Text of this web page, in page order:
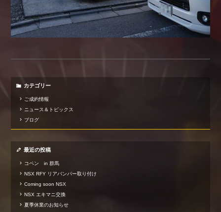
カテゴリー
ご成約情報
ニュース＆トピックス
ブログ
最近の投稿
コペン in 群馬
NSX RFY リアバンパー取り付け
Coming soon NSX
NSX エキマニ交換
夏季休業のお知らせ